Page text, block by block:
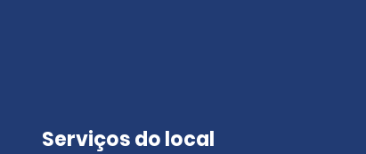
Serviços do local